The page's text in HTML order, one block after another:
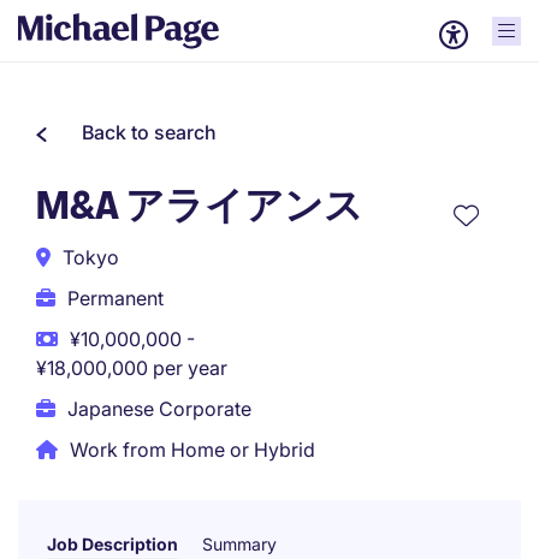
Back to search
M&A アライアンス
Tokyo
Permanent
¥10,000,000 -
¥18,000,000 per year
Japanese Corporate
Work from Home or Hybrid
Job Description Summary